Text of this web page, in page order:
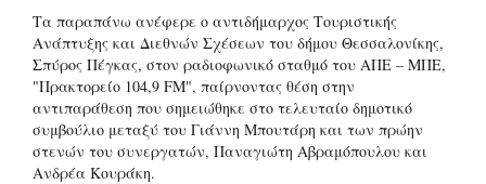
Τα παραπάνω ανέφερε ο αντιδήμαρχος Τουριστικής
Ανάπτυξης και Διεθνών Σχέσεων του δήμου Θεσσαλονίκης,
Σπύρος Πέγκας, στον ραδιοφωνικό σταθμό του ΑΠΕ – ΜΠΕ,
"Πρακτορείο 104,9 FM", παίρνοντας θέση στην
αντιπαράθεση που σημειώθηκε στο τελευταίο δημοτικό
συμβούλιο μεταξύ του Γιάννη Μπουτάρη και των πρώην
στενών του συνεργατών, Παναγιώτη Αβραμόπουλου και
Ανδρέα Κουράκη.